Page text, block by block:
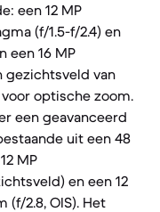
een 12 MP
(f/1.5-f/2.4) en
een 16 MP
gezichtsveld van
optische zoom.
een geavanceerd
uit een 48
MP
en een 12
(f/2.8, OIS). Het